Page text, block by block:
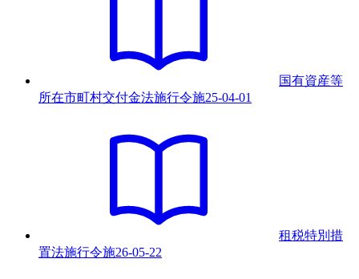
国有資産等
所在市町村交付金法施行令施25-04-01
租税特別措
置法施行令施26-05-22